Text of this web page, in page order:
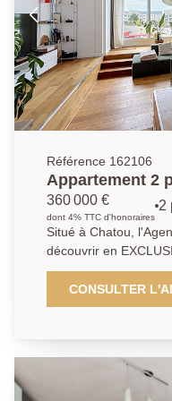
accecible à pied. Les
proximité immédiate. Ne manquez pas cette
opportunité rare dans
Référence 162106
360 000 €
dont 4% TTC d'honoraires
2
Situé à Chatou,
découvrir en
d'exception
sein d'une résidence
tennis, découvrez ce
alliant élégance, confort et
vous serez séduit
CONSULTER